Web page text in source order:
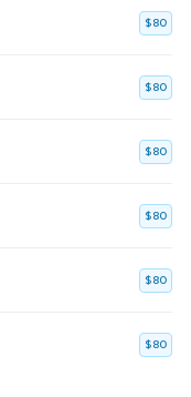
$80
$80
$80
$80
$80
$80